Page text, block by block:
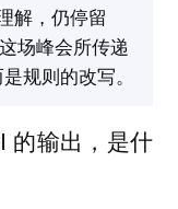
解，仍停留
场峰会所传递
规则的改写。
的输出，是什